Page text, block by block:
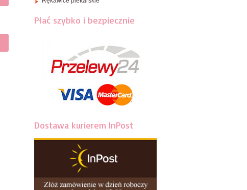
Płać szybko i bezpiecznie
Dostawa kurierem InPost